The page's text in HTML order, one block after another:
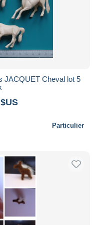
JACQUET Cheval lot 5
Particulier